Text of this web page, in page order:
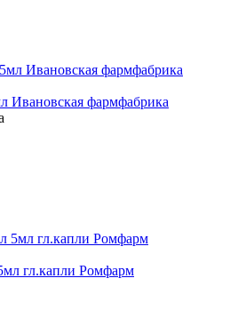
Ивановская фармфабрика
гл.капли Ромфарм